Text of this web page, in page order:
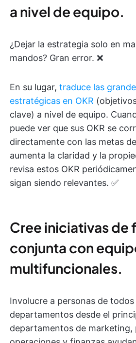
a nivel de equipo.
¿Dejar la estrategia solo en
mandos? Gran error. ❌
En su lugar, traduce las
estratégicas en OKR
clave) a nivel de equipo.
puede ver que sus OKR se
directamente con las metas
aumenta la claridad y la
revisa estos OKR
sigan siendo relevantes. ✅
Cree iniciativas de
conjunta con
multifuncionales.
Involucre a personas de todos
departamentos desde el
departamentos de marketing,